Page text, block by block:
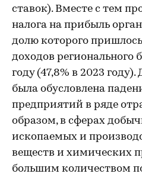
ставок). Вместе с тем
налога на прибыль
долю которого
доходов регионального
году (47,8% в 2023
была обусловлена
предприятий в ряде
образом, в сферах
ископаемых и
веществ и химических
большим количеством